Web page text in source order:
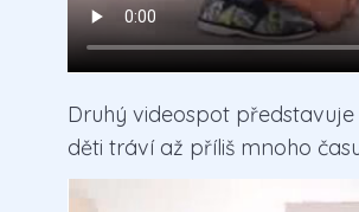
Druhý videospot
děti tráví až příliš mnoho